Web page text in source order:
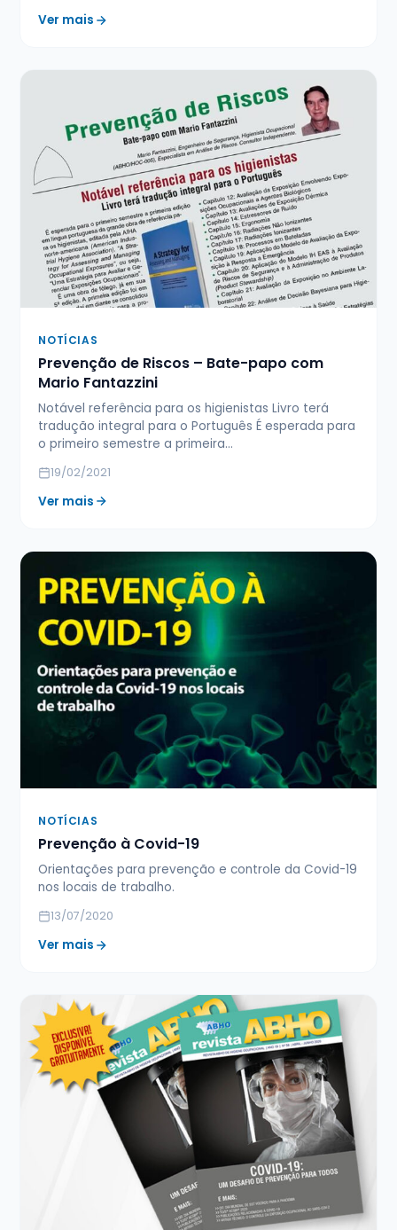
Ver mais
NOTÍCIAS
Prevenção de Riscos – Bate-papo com
Mario Fantazzini
Notável referência para os higienistas Livro terá
tradução integral para o Português É esperada para
o primeiro semestre a primeira…
19/02/2021
Ver mais
NOTÍCIAS
Prevenção à Covid-19
Orientações para prevenção e controle da Covid-19
nos locais de trabalho.
13/07/2020
Ver mais